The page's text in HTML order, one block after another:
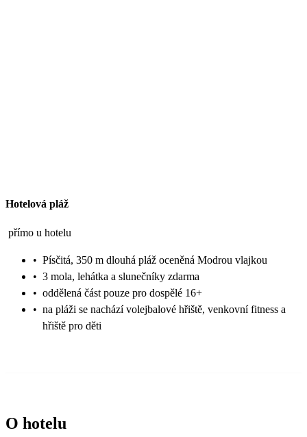
Hotelová pláž
přímo u hotelu
• Písčitá, 350 m dlouhá pláž oceněná Modrou vlajkou
• 3 mola, lehátka a slunečníky zdarma
• oddělená část pouze pro dospělé 16+
• na pláži se nachází volejbalové hřiště, venkovní fitness a
hřiště pro děti
O hotelu